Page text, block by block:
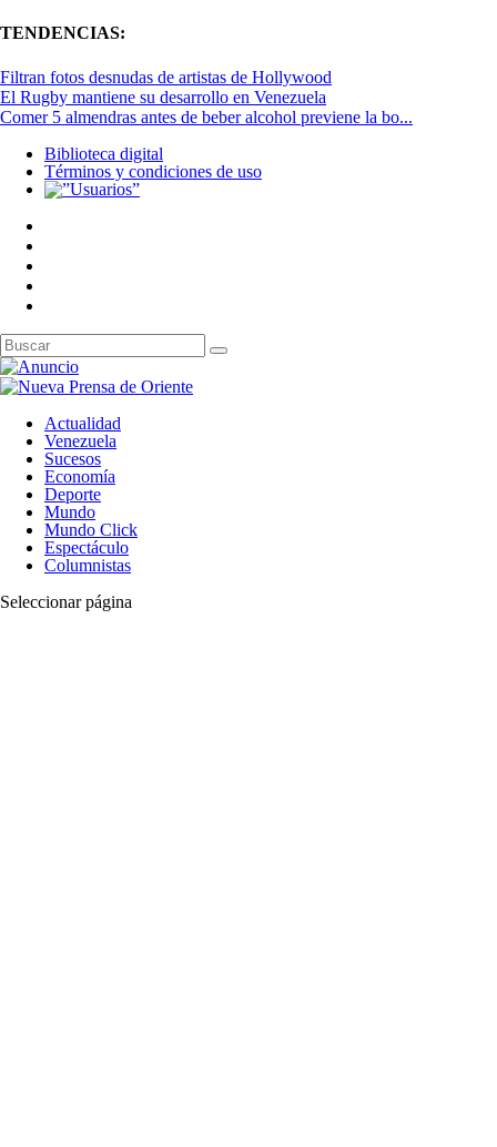
TENDENCIAS:
Filtran fotos desnudas de artistas de Hollywood
El Rugby mantiene su desarrollo en Venezuela
Comer 5 almendras antes de beber alcohol previene la bo...
Biblioteca digital
Términos y condiciones de uso
Actualidad
Venezuela
Sucesos
Economía
Deporte
Mundo
Mundo Click
Espectáculo
Columnistas
Seleccionar página